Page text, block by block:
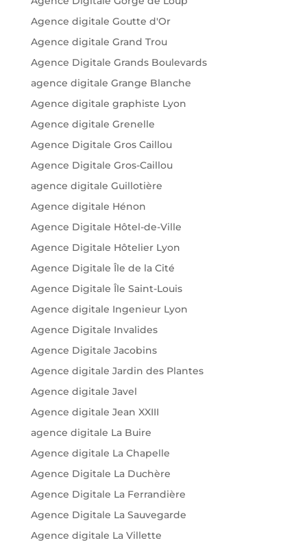
Agence digitale Goutte d'Or
Agence digitale Grand Trou
Agence Digitale Grands Boulevards
agence digitale Grange Blanche
Agence digitale graphiste Lyon
Agence digitale Grenelle
Agence Digitale Gros Caillou
Agence Digitale Gros-Caillou
agence digitale Guillotière
Agence digitale Hénon
Agence Digitale Hôtel-de-Ville
Agence Digitale Hôtelier Lyon
Agence Digitale Île de la Cité
Agence Digitale Île Saint-Louis
Agence digitale Ingenieur Lyon
Agence Digitale Invalides
Agence Digitale Jacobins
Agence digitale Jardin des Plantes
Agence digitale Javel
Agence digitale Jean XXIII
agence digitale La Buire
Agence digitale La Chapelle
Agence Digitale La Duchère
Agence Digitale La Ferrandière
Agence Digitale La Sauvegarde
Agence digitale La Villette